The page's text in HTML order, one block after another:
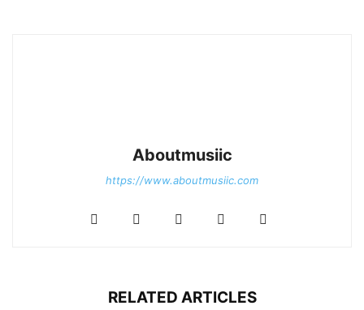
Aboutmusiic
https://www.aboutmusiic.com
RELATED ARTICLES